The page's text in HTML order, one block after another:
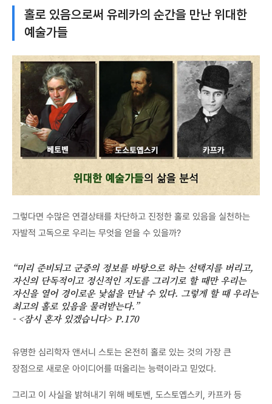
홀로 있음으로써 유레카의 순간을 만난 위대한
예술가들
그렇다면 수많은 연결상태를 차단하고 진정한 홀로 있음을 실천하는
자발적 고독으로 우리는 무엇을 얻을 수 있을까?
“미리 준비되고 군중의 정보를 바탕으로 하는 선택지를 버리고,
자신의 단독적이고 정신적인 지도를 그리기로 할 때만 우리는
자신을 열어 경이로운 낯섦을 만날 수 있다. 그렇게 할 때 우리는
최고의 홀로 있음을 물려받는다.”
- <잠시 혼자 있겠습니다> P.170
유명한 심리학자 앤서니 스토는 온전히 홀로 있는 것의 가장 큰
장점으로 새로운 아이디어를 떠올리는 능력이라고 믿었다.
그리고 이 사실을 밝혀내기 위해 베토벤, 도스토옙스키, 카프카 등